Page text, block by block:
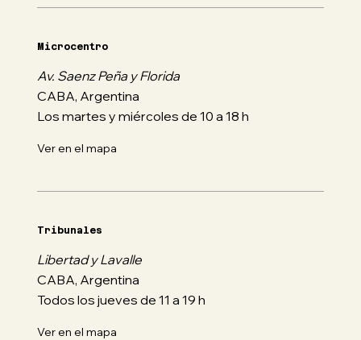
Microcentro
Av. Saenz Peña y Florida
CABA, Argentina
Los martes y miércoles de 10 a 18 h
Ver en el mapa
Tribunales
Libertad y Lavalle
CABA, Argentina
Todos los jueves de 11 a 19 h
Ver en el mapa